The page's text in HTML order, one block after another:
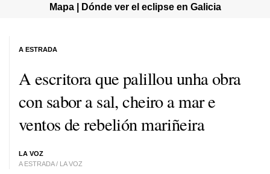
Mapa | Dónde ver el eclipse en Galicia
A escritora que palillou unha obra
con sabor a sal, cheiro a mar e
ventos de rebelión mariñeira
LA VOZ
A ESTRADA / LA VOZ
A ESTRADA